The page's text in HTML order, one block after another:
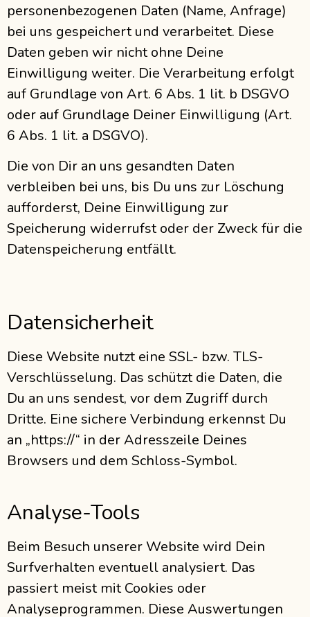
personenbezogenen Daten (Name, Anfrage)
bei uns gespeichert und verarbeitet. Diese
Daten geben wir nicht ohne Deine
Einwilligung weiter. Die Verarbeitung erfolgt
auf Grundlage von Art. 6 Abs. 1 lit. b DSGVO
oder auf Grundlage Deiner Einwilligung (Art.
6 Abs. 1 lit. a DSGVO).
Die von Dir an uns gesandten Daten
verbleiben bei uns, bis Du uns zur Löschung
aufforderst, Deine Einwilligung zur
Speicherung widerrufst oder der Zweck für die
Datenspeicherung entfällt.
Datensicherheit
Diese Website nutzt eine SSL- bzw. TLS-
Verschlüsselung. Das schützt die Daten, die
Du an uns sendest, vor dem Zugriff durch
Dritte. Eine sichere Verbindung erkennst Du
an „https://“ in der Adresszeile Deines
Browsers und dem Schloss-Symbol.
Analyse-Tools
Beim Besuch unserer Website wird Dein
Surfverhalten eventuell analysiert. Das
passiert meist mit Cookies oder
Analyseprogrammen. Diese Auswertungen